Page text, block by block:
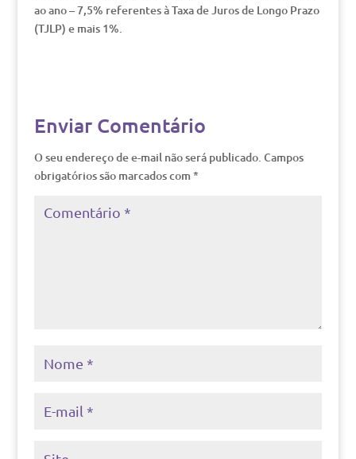
ao ano – 7,5% referentes à Taxa de Juros de Longo Prazo
(TJLP) e mais 1%.
Enviar Comentário
O seu endereço de e-mail não será publicado. Campos
obrigatórios são marcados com *